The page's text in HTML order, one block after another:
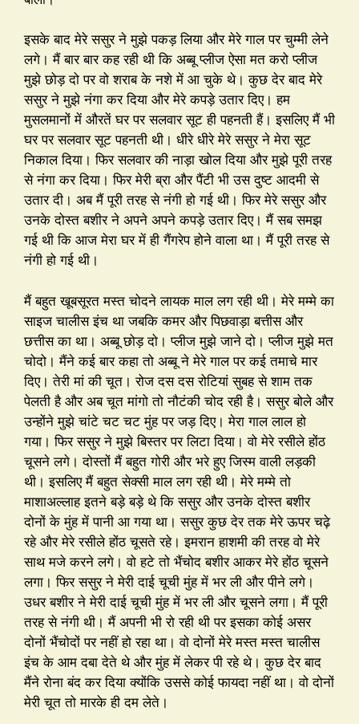
इसके बाद मेरे ससुर ने मुझे पकड़ लिया और मेरे गाल पर चुम्मी लेने
लगे। मैं बार बार कह रही थी कि अब्बू प्लीज ऐसा मत करो प्लीज
मुझे छोड़ दो पर वो शराब के नशे में आ चुके थे। कुछ देर बाद मेरे
ससुर ने मुझे नंगा कर दिया और मेरे कपड़े उतार दिए। हम
मुसलमानों में औरतें घर पर सलवार सूट ही पहनती हैं। इसलिए मैं भी
घर पर सलवार सूट पहनती थी। धीरे धीरे मेरे ससुर ने मेरा सूट
निकाल दिया। फिर सलवार की नाड़ा खोल दिया और मुझे पूरी तरह
से नंगा कर दिया। फिर मेरी ब्रा और पैंटी भी उस दुष्ट आदमी से
उतार दी। अब मैं पूरी तरह से नंगी हो गई थी। फिर मेरे ससुर और
उनके दोस्त बशीर ने अपने अपने कपड़े उतार दिए। मैं सब समझ
गई थी कि आज मेरा घर में ही गैंगरेप होने वाला था। मैं पूरी तरह से
नंगी हो गई थी।
मैं बहुत खूबसूरत मस्त चोदने लायक माल लग रही थी। मेरे मम्मे का
साइज चालीस इंच था जबकि कमर और पिछवाड़ा बत्तीस और
छत्तीस का था। अब्बू छोड़ दो। प्लीज मुझे जाने दो। प्लीज मुझे मत
चोदो। मैंने कई बार कहा तो अब्बू ने मेरे गाल पर कई तमाचे मार
दिए। तेरी मां की चूत। रोज दस दस रोटियां सुबह से शाम तक
पेलती है और अब चूत मांगो तो नौटंकी चोद रही है। ससुर बोले और
उन्होंने मुझे चांटे चट चट मुंह पर जड़ दिए। मेरा गाल लाल हो
गया। फिर ससुर ने मुझे बिस्तर पर लिटा दिया। वो मेरे रसीले होंठ
चूसने लगे। दोस्तों मैं बहुत गोरी और भरे हुए जिस्म वाली लड़की
थी। इसलिए मैं बहुत सेक्सी माल लग रही थी। मेरे मम्मे तो
माशाअल्लाह इतने बड़े बड़े थे कि ससुर और उनके दोस्त बशीर
दोनों के मुंह में पानी आ गया था। ससुर कुछ देर तक मेरे ऊपर चढ़े
रहे और मेरे रसीले होंठ चूसते रहे। इमरान हाशमी की तरह वो मेरे
साथ मजे करने लगे। वो हटे तो भैंचोद बशीर आकर मेरे होंठ चूसने
लगा। फिर ससुर ने मेरी दाई चूची मुंह में भर ली और पीने लगे।
उधर बशीर ने मेरी दाई चूची मुंह में भर ली और चूसने लगा। मैं पूरी
तरह से नंगी थी। मैं अपनी भी रो रही थी पर इसका कोई असर
दोनों भैंचोदों पर नहीं हो रहा था। वो दोनों मेरे मस्त मस्त चालीस
इंच के आम दबा देते थे और मुंह में लेकर पी रहे थे। कुछ देर बाद
मैंने रोना बंद कर दिया क्योंकि उससे कोई फायदा नहीं था। वो दोनों
मेरी चूत तो मारके ही दम लेते।